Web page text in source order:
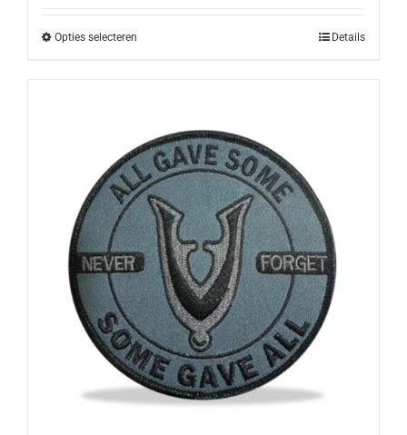
Opties selecteren Details